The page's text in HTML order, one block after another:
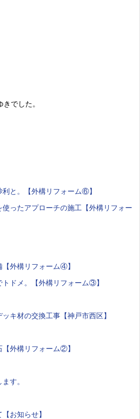
でした。
と。【外構リフォーム⑥】
ったアプローチの施工【外構リフォー
外構リフォーム④】
ドメ。【外構リフォーム③】
キ材の交換工事【神戸市西区】
外構リフォーム②】
す。
お知らせ】